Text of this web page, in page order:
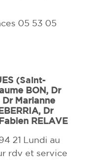
05 53 05
(Saint-
BON, Dr
Dr Marianne
Dr
RELAVE
21 Lundi au
rdv et service